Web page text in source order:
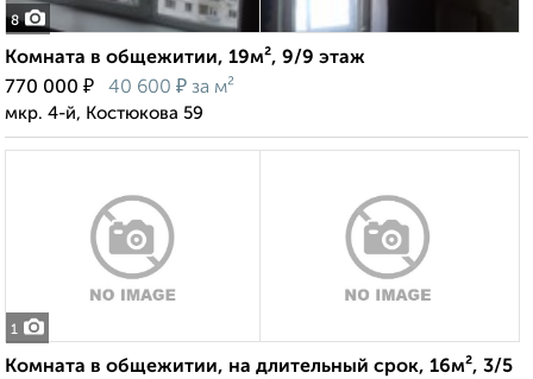
8
Комната в общежитии, 19м², 9/9 этаж
770 000 ₽ 40 600 ₽ за м²
мкр. 4-й, Костюкова 59
1
Комната в общежитии, на длительный срок, 16м², 3/5